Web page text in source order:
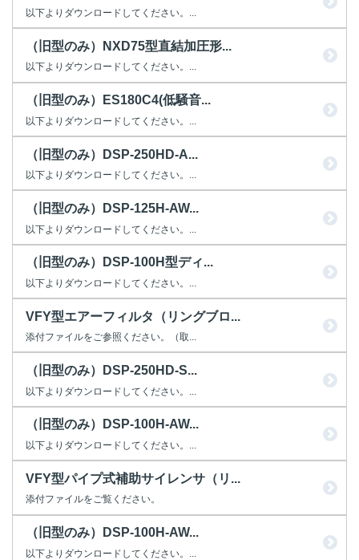
以下よりダウンロードしてください。...
（旧型のみ）NXD75型直結加圧形...
以下よりダウンロードしてください。...
（旧型のみ）ES180C4(低騒音...
以下よりダウンロードしてください。...
（旧型のみ）DSP-250HD-A...
以下よりダウンロードしてください。...
（旧型のみ）DSP-125H-AW...
以下よりダウンロードしてください。...
（旧型のみ）DSP-100H型ディ...
以下よりダウンロードしてください。...
VFY型エアーフィルタ（リングブロ...
添付ファイルをご参照ください。（取...
（旧型のみ）DSP-250HD-S...
以下よりダウンロードしてください。...
（旧型のみ）DSP-100H-AW...
以下よりダウンロードしてください。...
VFY型パイプ式補助サイレンサ（リ...
添付ファイルをご覧ください。
（旧型のみ）DSP-100H-AW...
以下よりダウンロードしてください。...